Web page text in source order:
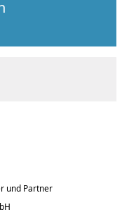
und Partner